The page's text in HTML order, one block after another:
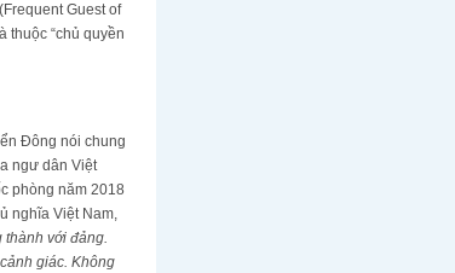
Guest of
thuộc “chủ quyền
Đông nói chung
ngư dân Việt
phòng năm 2018
nghĩa Việt Nam,
thành với đảng.
giác. Không